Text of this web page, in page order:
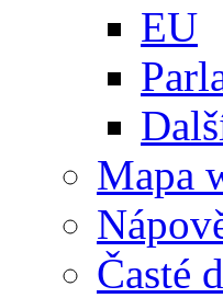
EU
Mapa
Časté